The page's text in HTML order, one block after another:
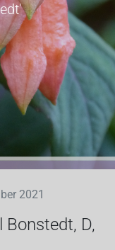
2021
Bonstedt, D,